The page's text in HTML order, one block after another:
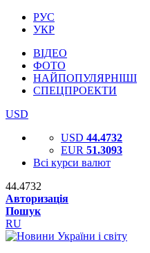
РУС
УКР
ВІДЕО
ФОТО
НАЙПОПУЛЯРНІШІ
СПЕЦПРОЕКТИ
USD
USD 44.4732
EUR 51.3093
Всі курси валют
44.4732
Авторизація
Пошук
RU